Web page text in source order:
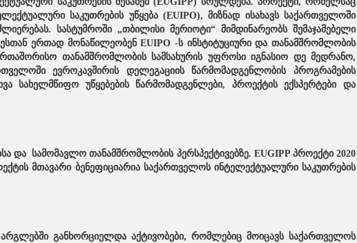
საკუთრების უწყება(EUIPO), მიზნად ისახავსსაქართველოში
სასტუმროში „თბილისი მერიოტი“ მიმდინარეობს შემაჯამებელი
ერთად მონაწილეობენEUIPO -ს ინსტიტუციური და თანამშრომლობის
თანამშრომლობის სამსახურის უფროსი იგნასიო დე მედრანო,
ევროკავშირის დელეგაციის წარმომადგენლობის პროგრამების
სახელმწიფო უწყებების წარმომადგენლები, პროექტის ექსპერტები და
და სამომავლო თანამშრომლობის პერსპექტივებზე. EUGIPP პროექტი 2020
მთავარი ბენეფიციარია საქართველოს ინტელექტუალური საკუთრების
განხორციელდა აქტივობები, რომლებიც მოიცავს საქართველოს